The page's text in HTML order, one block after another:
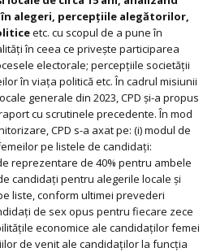
alegeri, percepțiile alegătorilor,
etc. cu scopul de a pune în
în ceea ce privește participarea
electorale; percepțiile societății
în viața politică etc. În cadrul misiunii
generale din 2023, CPD și-a propus
cu scrutinele precedente. În mod
CPD s-a axat pe: (i) modul de
pe listele de candidați:
reprezentare de 40% pentru ambele
candidați pentru alegerile locale și
liste, conform ultimei prevederi
de sex opus pentru fiecare zece
economice ale candidaților femei
de venit ale candidaților la funcția